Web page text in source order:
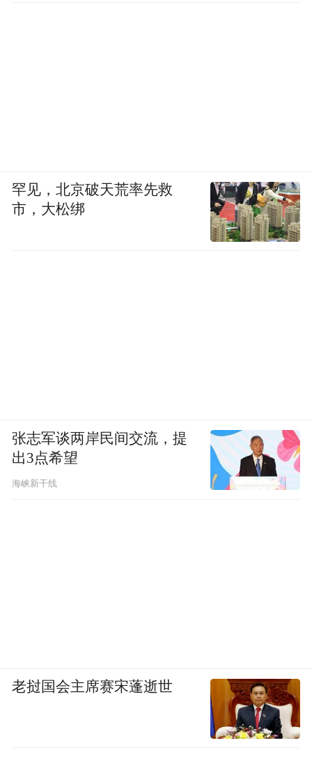
罕见，北京破天荒率先救
市，大松绑
张志军谈两岸民间交流，提
出3点希望
海峡新干线
老挝国会主席赛宋蓬逝世